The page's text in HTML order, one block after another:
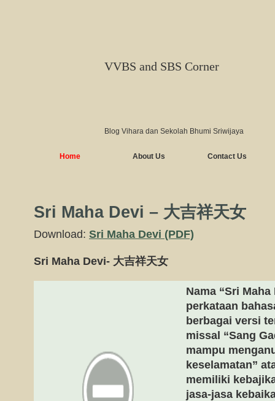
VVBS and SBS Corner
Blog Vihara dan Sekolah Bhumi Sriwijaya
Home About Us Contact Us
Sri Maha Devi – 大吉祥天女
Download: Sri Maha Devi (PDF)
Sri Maha Devi- 大吉祥天女
Nama “Sri
perkataan
berbagai versi
missal “Sang
mampu
keselamatan”
memiliki
jasa-jasa